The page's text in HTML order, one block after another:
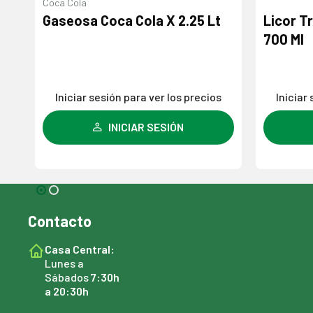
Coca Cola
Gaseosa Coca Cola X 2.25 Lt
Iniciar sesión para ver los precios
INICIAR SESIÓN
Licor
700 Ml
Iniciar
Contacto
Casa Central:
Lunes a
Sábados7:30h
a 20:30h